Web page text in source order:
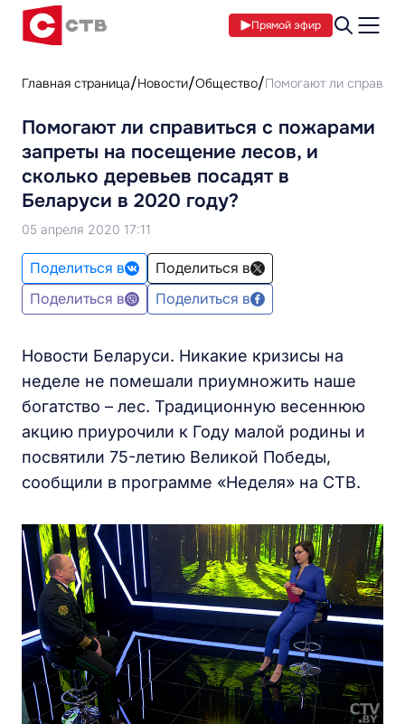
Прямой эфир
Главная страница Новости Общество Помогают ли
Помогают ли справиться с пожарами
запреты на посещение лесов, и
сколько деревьев посадят в
Беларуси в 2020 году?
05 апреля 2020 17:11
Поделиться в
Поделиться в
Поделиться в
Поделиться в
Новости Беларуси. Никакие кризисы на
неделе не помешали приумножить наше
богатство – лес. Традиционную весеннюю
акцию приурочили к Году малой родины и
посвятили 75-летию Великой Победы,
сообщили в программе «Неделя» на СТВ.